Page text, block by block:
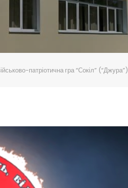
патріотична гра “Сокіл” (“Джура”)